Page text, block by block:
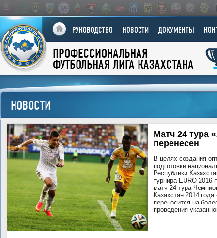
РУКОВОДСТВО НОВОСТИ ДОКУМЕНТЫ
ПРОФЕССИОНАЛЬНАЯ
ФУТБОЛЬНАЯ ЛИГА КАЗАХСТАНА
НОВОСТИ
Матч 24 тура
перенесен
В целях создания
подготовки
Республики
турнира EURO-2016
матч 24 тура
Казахстан 2014
переносится на
проведения